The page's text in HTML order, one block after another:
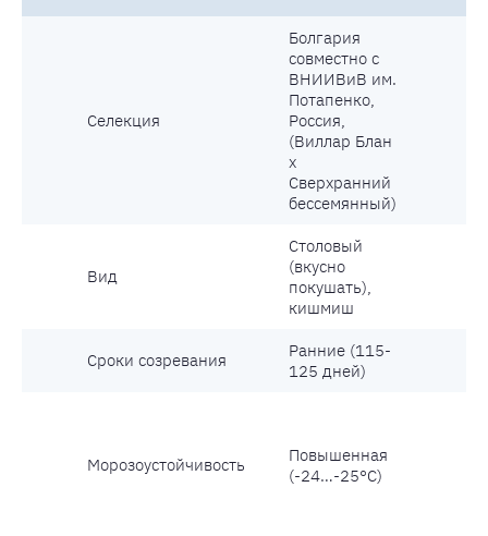
Селекция
Болгария
совместно с
ВНИИВиВ им.
Потапенко,
Россия,
(Виллар Блан
х
Сверхранний
бессемянный)
Вид
Столовый
(вкусно
покушать),
кишмиш
Сроки созревания
Ранние (115-
125 дней)
Морозоустойчивость
Повышенная
(-24…-25°С)